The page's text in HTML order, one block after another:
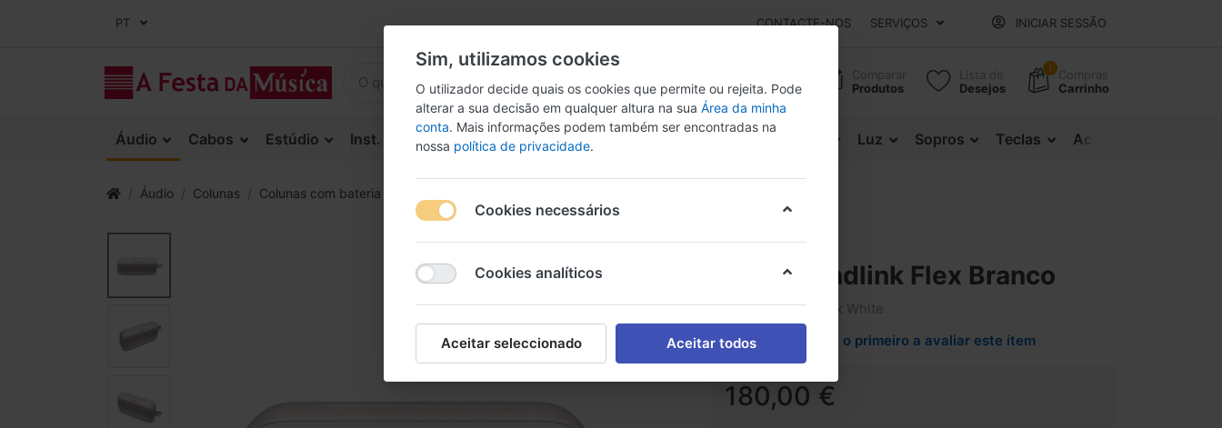
PT CONTACTE-NOS SERVIÇOS INICIAR SESSÃO
Comparar
Produtos
Lista de
Desejos
1
Compras
Carrinho
Áudio Cabos Estúdio Inst. Cordas Inst. Arco Percussão Luz Sopros Teclas Acessórios
Áudio Colunas Colunas com bateria
Bose Soundlink Flex Branco
Bose Soundlink Flex White
Seja o primeiro a avaliar este item
180,00 €
Sim, utilizamos cookies
O utilizador decide quais os cookies que permite ou rejeita. Pode
alterar a sua decisão em qualquer altura na sua Área da minha
conta. Mais informações podem também ser encontradas na
nossa política de privacidade.
Cookies necessários
Cookies analíticos
Aceitar seleccionado Aceitar todos